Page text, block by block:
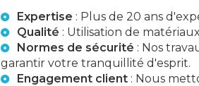
Expertise : Plus de 20 ans
Qualité : Utilisation de
Normes de sécurité : Nos
garantir votre tranquillité d'esprit.
Engagement client : Nous